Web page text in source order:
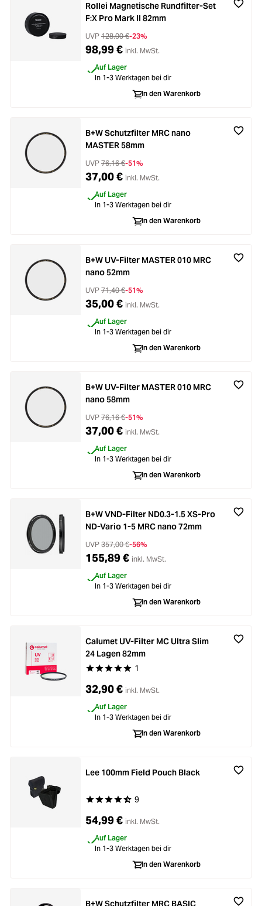
Rollei Magnetische Rundfilter-Set
F:X Pro Mark II 82mm
UVP 128,00 €-23%
98,99 € inkl. MwSt.
Auf Lager
In 1-3 Werktagen bei dir
In den Warenkorb
B+W Schutzfilter MRC nano
MASTER 58mm
UVP 76,16 €-51%
37,00 € inkl. MwSt.
Auf Lager
In 1-3 Werktagen bei dir
In den Warenkorb
B+W UV-Filter MASTER 010 MRC
nano 52mm
UVP 71,40 €-51%
35,00 € inkl. MwSt.
Auf Lager
In 1-3 Werktagen bei dir
In den Warenkorb
B+W UV-Filter MASTER 010 MRC
nano 58mm
UVP 76,16 €-51%
37,00 € inkl. MwSt.
Auf Lager
In 1-3 Werktagen bei dir
In den Warenkorb
B+W VND-Filter ND0.3-1.5 XS-Pro
ND-Vario 1-5 MRC nano 72mm
UVP 357,00 €-56%
155,89 € inkl. MwSt.
Auf Lager
In 1-3 Werktagen bei dir
In den Warenkorb
Durchschnittliche Bewertung von 5 von 5
1
Calumet UV-Filter MC Ultra Slim
24 Lagen 82mm
32,90 € inkl. MwSt.
Auf Lager
In 1-3 Werktagen bei dir
In den Warenkorb
Durchschnittliche Bewertung von 4.6 von 5
9
Lee 100mm Field Pouch Black
54,99 € inkl. MwSt.
Auf Lager
In 1-3 Werktagen bei dir
In den Warenkorb
B+W Schutzfilter MRC BASIC